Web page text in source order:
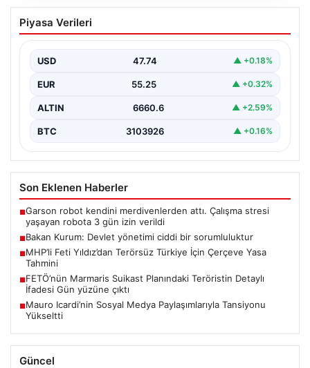
Bakan Kurum: Devlet yönetimi ciddi bir
sorumluluktur
Kurum, Hatay'da düzenlenen sosyal konut projesi ve…
Piyasa Verileri
USD 47.74 ▲ +0.18%
EUR 55.25 ▲ +0.32%
ALTIN 6660.6 ▲ +2.59%
BTC 3103926 ▲ +0.16%
Son Eklenen Haberler
■Garson robot kendini merdivenlerden attı. Çalışma stresi
yaşayan robota 3 gün izin verildi
■Bakan Kurum: Devlet yönetimi ciddi bir sorumluluktur
■MHP’li Feti Yıldız’dan Terörsüz Türkiye İçin Çerçeve Yasa
Tahmini
■FETÖ’nün Marmaris Suikast Planındaki Teröristin Detaylı
İfadesi Gün yüzüne çıktı
■Mauro Icardi’nin Sosyal Medya Paylaşımlarıyla Tansiyonu
Yükseltti
Güncel